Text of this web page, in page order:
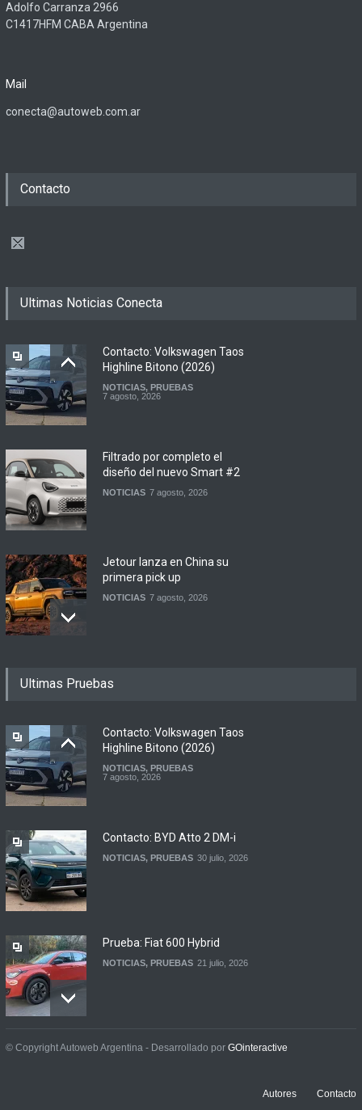
Adolfo Carranza 2966
C1417HFM CABA Argentina
Mail
conecta@autoweb.com.ar
Contacto
Ultimas Noticias Conecta
Contacto: Volkswagen Taos
Highline Bitono (2026)
NOTICIAS, PRUEBAS
7 agosto, 2026
Filtrado por completo el
diseño del nuevo Smart #2
NOTICIAS 7 agosto, 2026
Jetour lanza en China su
primera pick up
NOTICIAS 7 agosto, 2026
renovadas S2 y Skua 150 en
7 agosto, 2026
Argentina y Ecuador
Ultimas Pruebas
Contacto: Volkswagen Taos
Highline Bitono (2026)
NOTICIAS, PRUEBAS
7 agosto, 2026
Contacto: BYD Atto 2 DM-i
NOTICIAS, PRUEBAS 30 julio, 2026
Prueba: Fiat 600 Hybrid
NOTICIAS, PRUEBAS 21 julio, 2026
Prueba: BYD Song Pro GS
© Copyright Autoweb Argentina - Desarrollado por GOinteractive
Autores Contacto